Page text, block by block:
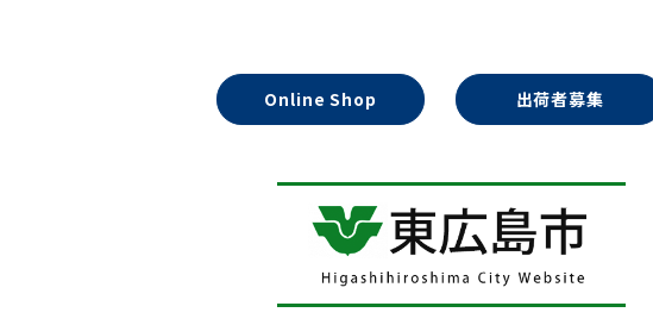
Online Shop 出荷者募集